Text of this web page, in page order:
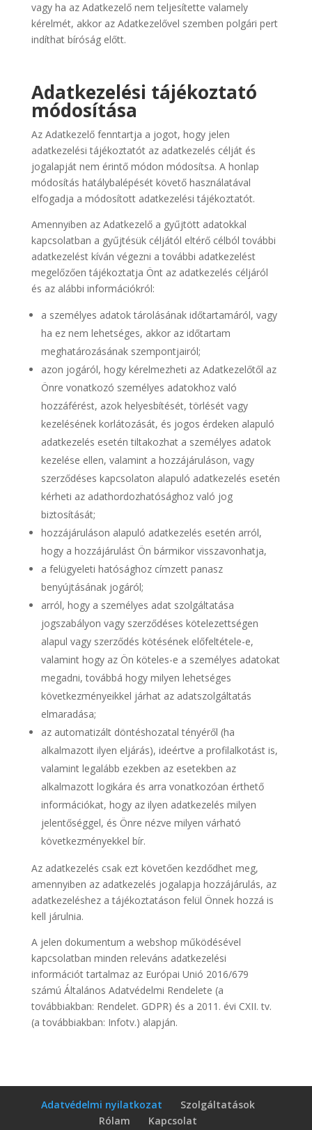
vagy ha az Adatkezelő nem teljesítette valamely
kérelmét, akkor az Adatkezelővel szemben polgári pert
indíthat bíróság előtt.
Adatkezelési tájékoztató
módosítása
Az Adatkezelő fenntartja a jogot, hogy jelen
adatkezelési tájékoztatót az adatkezelés célját és
jogalapját nem érintő módon módosítsa. A honlap
módosítás hatálybalépését követő használatával
elfogadja a módosított adatkezelési tájékoztatót.
Amennyiben az Adatkezelő a gyűjtött adatokkal
kapcsolatban a gyűjtésük céljától eltérő célból további
adatkezelést kíván végezni a további adatkezelést
megelőzően tájékoztatja Önt az adatkezelés céljáról
és az alábbi információkról:
a személyes adatok tárolásának időtartamáról, vagy
ha ez nem lehetséges, akkor az időtartam
meghatározásának szempontjairól;
azon jogáról, hogy kérelmezheti az Adatkezelőtől az
Önre vonatkozó személyes adatokhoz való
hozzáférést, azok helyesbítését, törlését vagy
kezelésének korlátozását, és jogos érdeken alapuló
adatkezelés esetén tiltakozhat a személyes adatok
kezelése ellen, valamint a hozzájáruláson, vagy
szerződéses kapcsolaton alapuló adatkezelés esetén
kérheti az adathordozhatósághoz való jog
biztosítását;
hozzájáruláson alapuló adatkezelés esetén arról,
hogy a hozzájárulást Ön bármikor visszavonhatja,
a felügyeleti hatósághoz címzett panasz
benyújtásának jogáról;
arról, hogy a személyes adat szolgáltatása
jogszabályon vagy szerződéses kötelezettségen
alapul vagy szerződés kötésének előfeltétele-e,
valamint hogy az Ön köteles-e a személyes adatokat
megadni, továbbá hogy milyen lehetséges
következményeikkel járhat az adatszolgáltatás
elmaradása;
az automatizált döntéshozatal tényéről (ha
alkalmazott ilyen eljárás), ideértve a profilalkotást is,
valamint legalább ezekben az esetekben az
alkalmazott logikára és arra vonatkozóan érthető
információkat, hogy az ilyen adatkezelés milyen
jelentőséggel, és Önre nézve milyen várható
következményekkel bír.
Az adatkezelés csak ezt követően kezdődhet meg,
amennyiben az adatkezelés jogalapja hozzájárulás, az
adatkezeléshez a tájékoztatáson felül Önnek hozzá is
kell járulnia.
A jelen dokumentum a webshop működésével
kapcsolatban minden releváns adatkezelési
információt tartalmaz az Európai Unió 2016/679
számú Általános Adatvédelmi Rendelete (a
továbbiakban: Rendelet. GDPR) és a 2011. évi CXII. tv.
(a továbbiakban: Infotv.) alapján.
Adatvédelmi nyilatkozat
Szolgáltatások
Rólam
Kapcsolat